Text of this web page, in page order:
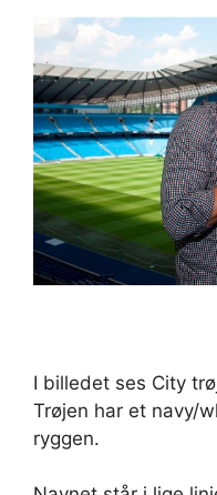
I billedet ses City
Trøjen har et navy/
ryggen.